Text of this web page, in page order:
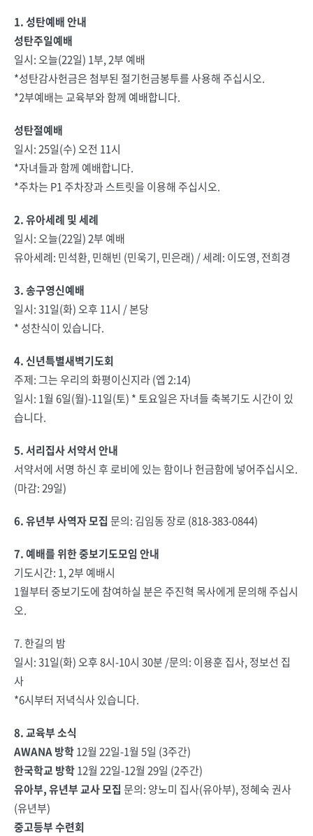
1. 성탄예배 안내
성탄주일예배
일시: 오늘(22일) 1부, 2부 예배
*성탄감사헌금은 첨부된 절기헌금봉투를 사용해 주십시오.
*2부예배는 교육부와 함께 예배합니다.
성탄절예배
일시: 25일(수) 오전 11시
*자녀들과 함께 예배합니다.
*주차는 P1 주차장과 스트릿을 이용해 주십시오.
2. 유아세례 및 세례
일시: 오늘(22일) 2부 예배
유아세례: 민석환, 민해빈 (민욱기, 민은래) / 세례: 이도영, 전희경
3. 송구영신예배
일시: 31일(화) 오후 11시 / 본당
* 성찬식이 있습니다.
4. 신년특별새벽기도회
주제: 그는 우리의 화평이신지라 (엡 2:14)
일시: 1월 6일(월)-11일(토) * 토요일은 자녀들 축복기도 시간이 있
습니다.
5. 서리집사 서약서 안내
서약서에 서명 하신 후 로비에 있는 함이나 헌금함에 넣어주십시오.
(마감: 29일)
6. 유년부 사역자 모집 문의: 김임동 장로 (818-383-0844)
7. 예배를 위한 중보기도모임 안내
기도시간: 1, 2부 예배시
1월부터 중보기도에 참여하실 분은 주진혁 목사에게 문의해 주십시
오.
7. 한길의 밤
일시: 31일(화) 오후 8시-10시 30분 /문의: 이용훈 집사, 정보선 집
사
*6시부터 저녁식사 있습니다.
8. 교육부 소식
AWANA 방학12월 22일-1월 5일 (3주간)
한국학교 방학12월 22일-12월 29일 (2주간)
유아부, 유년부 교사 모집 문의: 양노미 집사(유아부), 정혜숙 권사
(유년부)
중고등부 수련회